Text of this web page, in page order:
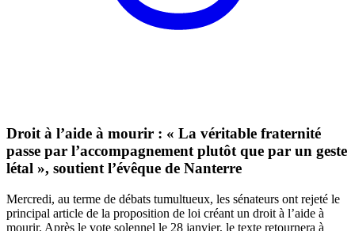
Droit à l’aide à mourir : « La véritable fraternité
passe par l’accompagnement plutôt que par un geste
létal », soutient l’évêque de Nanterre
Mercredi, au terme de débats tumultueux, les sénateurs ont rejeté le
principal article de la proposition de loi créant un droit à l’aide à
mourir. Après le vote solennel le 28 janvier, le texte retournera à